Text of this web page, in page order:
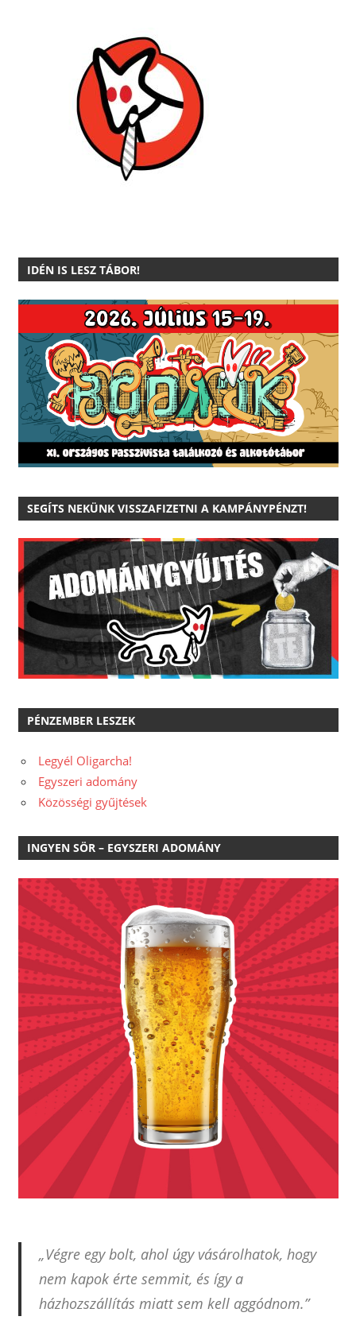
IDÉN IS LESZ TÁBOR!
SEGÍTS NEKÜNK VISSZAFIZETNI A KAMPÁNYPÉNZT!
PÉNZEMBER LESZEK
Legyél Oligarcha!
Egyszeri adomány
Közösségi gyűjtések
INGYEN SÖR – EGYSZERI ADOMÁNY
„Végre egy bolt, ahol úgy vásárolhatok, hogy
nem kapok érte semmit, és így a
házhozszállítás miatt sem kell aggódnom.”